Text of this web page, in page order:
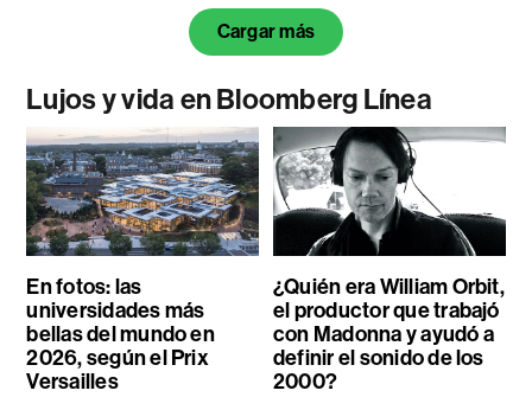
Cargar más
Lujos y vida en Bloomberg Línea
En fotos: las
universidades más
bellas del mundo en
2026, según el Prix
Versailles
¿Quién era William Orbit,
el productor que trabajó
con Madonna y ayudó a
definir el sonido de los
2000?